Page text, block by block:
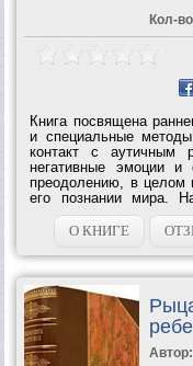
Кол-
Книга посвящена
и специальные
контакт с аутичным
негативные эмоции
преодолению, в целом
его познании мира.
игры, ознакомления с
О КНИГЕ
Автор: